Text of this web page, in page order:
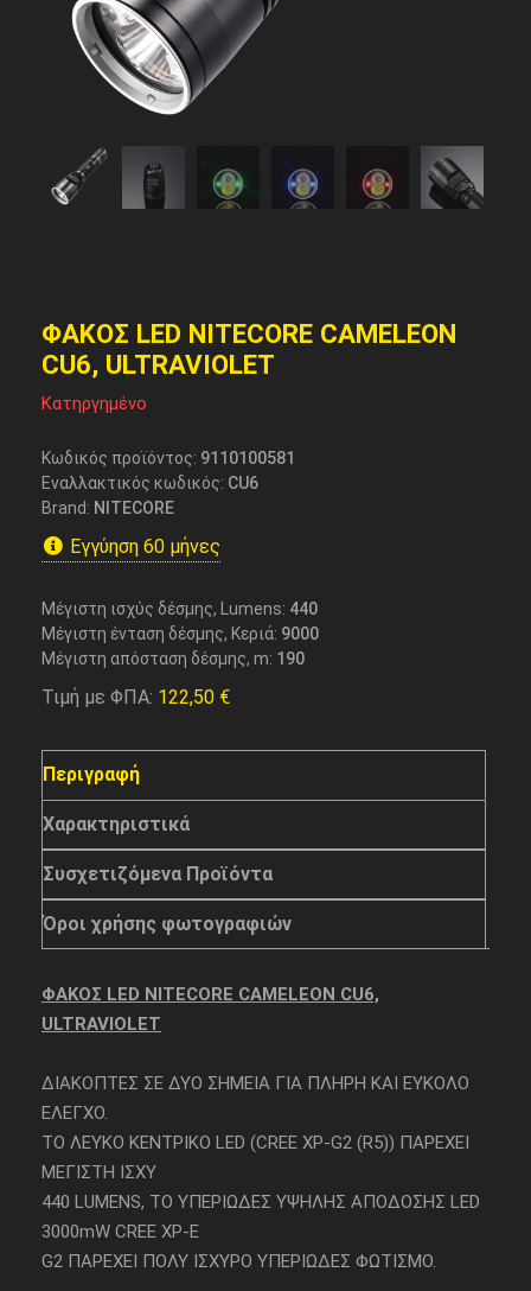
ΦΑΚΟΣ LED NITECORE CAMELEON
CU6, ULTRAVIOLET
Κατηργημένο
Κωδικός προϊόντος: 9110100581
Εναλλακτικός κωδικός: CU6
Brand: NITECORE
Εγγύηση 60 μήνες
Μέγιστη ισχύς δέσμης, Lumens: 440
Μέγιστη ένταση δέσμης, Κεριά: 9000
Μέγιστη απόσταση δέσμης, m: 190
Τιμή με ΦΠΑ: 122,50 €
Περιγραφή
Χαρακτηριστικά
Συσχετιζόμενα Προϊόντα
Όροι χρήσης φωτογραφιών
ΦΑΚΟΣ LED NITECORE CAMELEON CU6,
ULTRAVIOLET
ΔΙΑΚΟΠΤΕΣ ΣΕ ΔΥΟ ΣΗΜΕΙΑ ΓΙΑ ΠΛΗΡΗ ΚΑΙ ΕΥΚΟΛΟ
ΕΛΕΓΧΟ.
ΤΟ ΛΕΥΚΟ ΚΕΝΤΡΙΚΟ LED (CREE XP-G2 (R5)) ΠΑΡΕΧΕΙ
ΜΕΓΙΣΤΗ ΙΣΧΥ
440 LUMENS, ΤΟ ΥΠΕΡΙΩΔΕΣ ΥΨΗΛΗΣ ΑΠΟΔΟΣΗΣ LED
3000mW CREE XP-E
G2 ΠΑΡΕΧΕΙ ΠΟΛΥ ΙΣΧΥΡΟ ΥΠΕΡΙΩΔΕΣ ΦΩΤΙΣΜΟ.